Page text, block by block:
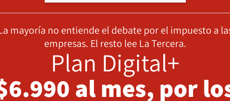
mayoría no entiende el debate por el impuesto a
empresas. El resto lee La Tercera.
Plan Digital+
al mes, por